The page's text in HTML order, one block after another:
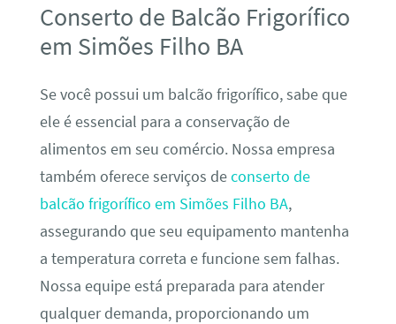
Conserto de Balcão Frigorífico
em Simões Filho BA
Se você possui um balcão frigorífico, sabe que
ele é essencial para a conservação de
alimentos em seu comércio. Nossa empresa
também oferece serviços deconserto de
balcão frigorífico em Simões Filho BA,
assegurando que seu equipamento mantenha
a temperatura correta e funcione sem falhas.
Nossa equipe está preparada para atender
qualquer demanda, proporcionando um